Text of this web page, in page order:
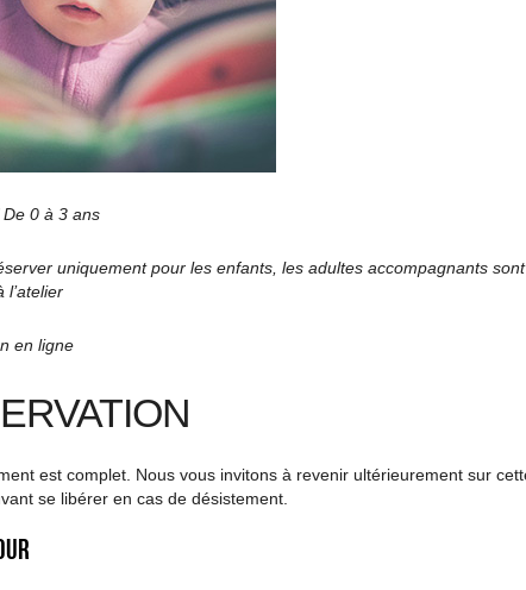
0 à 3 ans
uniquement pour les enfants, les adultes accompagnants
l’atelier
en ligne
est complet. Nous vous invitons à revenir ultérieurement sur
se libérer en cas de désistement.